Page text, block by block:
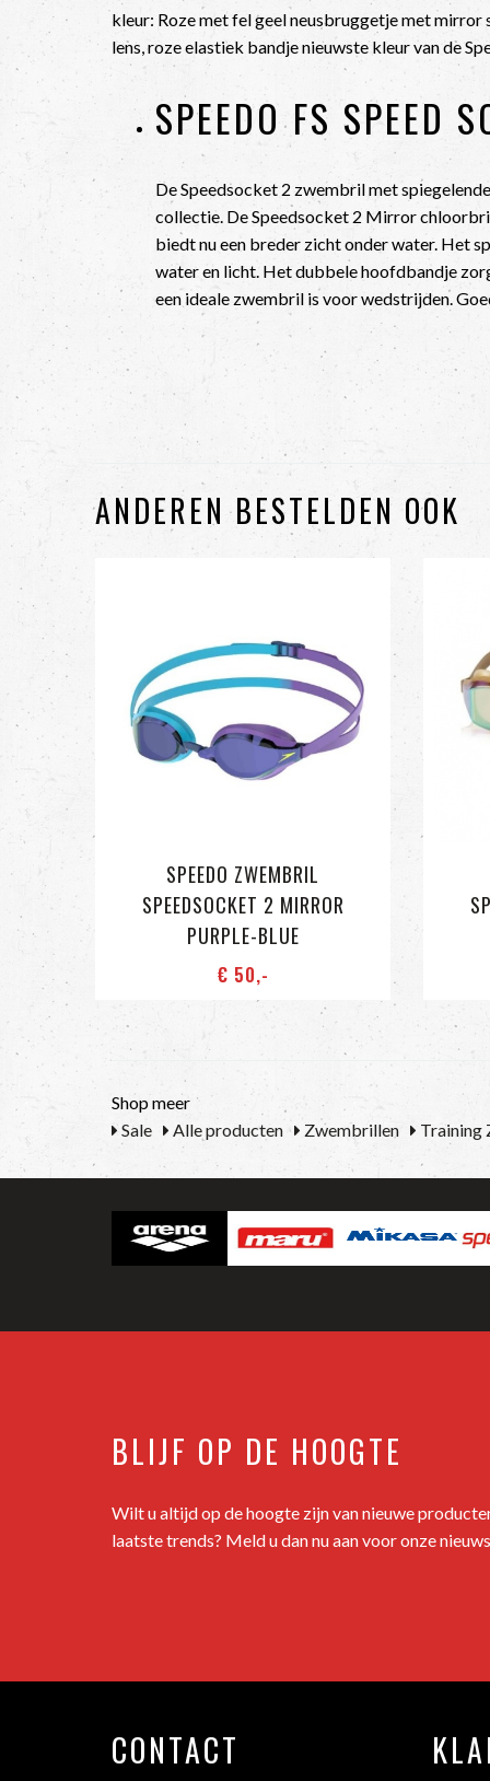
kleur: Roze met fel geel neusbruggetje met
lens, roze elastiek bandje nieuwste kleur van de
SPEEDO FS SPEED
De Speedsocket 2 zwembril met
collectie. De Speedsocket 2 Mirror
biedt nu een breder zicht onder water. Het
water en licht. Het dubbele hoofdbandje
een ideale zwembril is voor wedstrijden.
ANDEREN BESTELDEN OOK
SPEEDO ZWEMBRIL
SPEEDSOCKET 2 MIRROR
PURPLE-BLUE
€ 50,-
Shop meer
Sale
Alle producten Zwembrillen Training
BLIJF OP DE HOOGTE
Wilt u altijd op de hoogte zijn van nieuwe
laatste trends? Meld u dan nu aan voor onze
CONTACT